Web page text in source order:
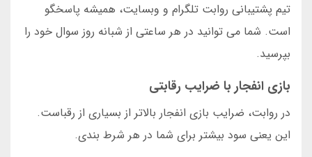
تیم پشتیبانی روابت تلگرام و وبسایت، همیشه پاسخگو
است. شما می توانید در هر ساعتی از شبانه روز سوال خود را
بپرسید.
بازی انفجار با ضرایب رقابتی
در روابت، ضرایب بازی انفجار بالاتر از بسیاری از رقباست.
این یعنی سود بیشتر برای شما در هر شرط بندی.